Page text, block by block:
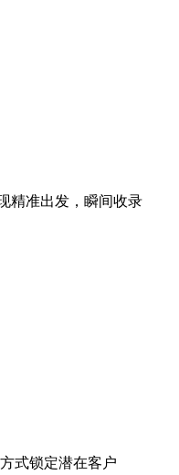
精准出发，瞬间收录
式锁定潜在客户